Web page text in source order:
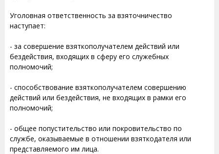
Уголовная ответственность за взяточничество
наступает:
- за совершение взяткополучателем действий или
бездействия, входящих в сферу его служебных
полномочий;
- способствование взяткополучателем совершению
действий или бездействия, не входящих в рамки его
полномочий;
- общее попустительство или покровительство по
службе, оказываемые в отношении взяткодателя или
представляемого им лица.